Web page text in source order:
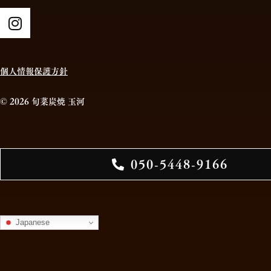
個人情報保護方針
© 2026 旬菜炭焼 玉河
Japanese
050-5448-9166